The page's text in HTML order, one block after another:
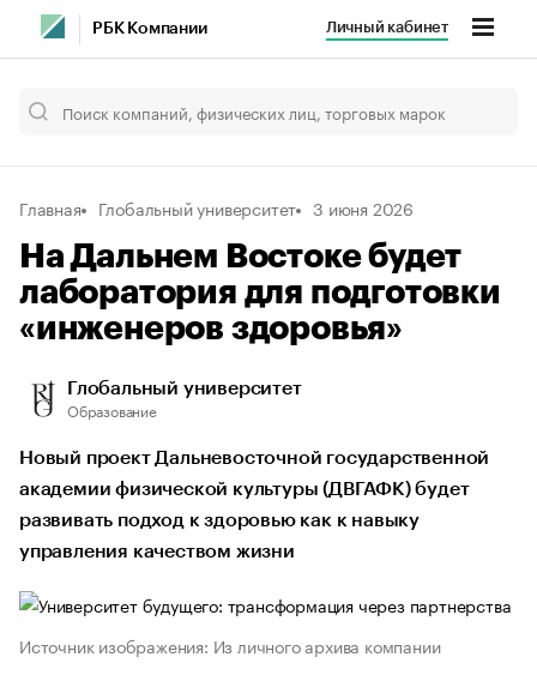
РБК Компании Личный кабинет
Главная Глобальный университет 3 июня 2026
На Дальнем Востоке будет
лаборатория для подготовки
«инженеров здоровья»
Глобальный университет
Образование
Новый проект Дальневосточной государственной
академии физической культуры (ДВГАФК) будет
развивать подход к здоровью как к навыку
управления качеством жизни
Источник изображения: Из личного архива компании